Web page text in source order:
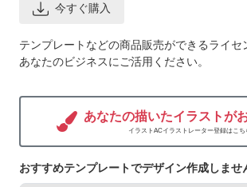
今すぐ購入
テンプレートなどの商品販売ができるライセ
あなたのビジネスにご活用ください。
あなたの描いたイラストが
イラストACイラストレーター登録はこち
おすすめテンプレートでデザイン作成しませ